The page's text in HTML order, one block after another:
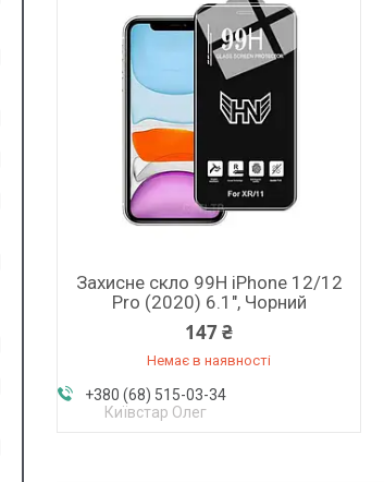
Захисне скло 99H iPhone 12/12
Pro (2020) 6.1", Чорний
147 ₴
Немає в наявності
+380 (68) 515-03-34
Київстар Олег